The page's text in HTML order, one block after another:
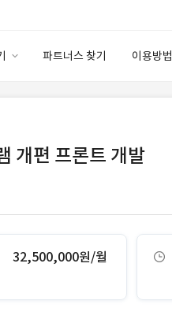
파트너스 찾기 이용방법
이용요금
고객센터
개편 프론트 개발
32,500,000원/월